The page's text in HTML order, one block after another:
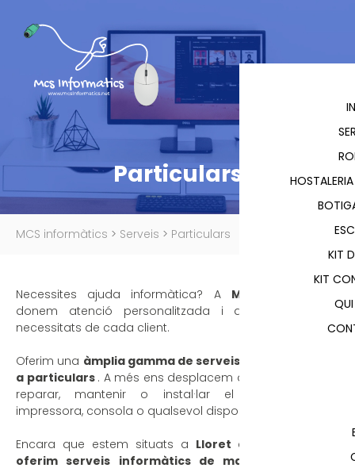
KIT
KIT
Particulars
MCS informàtics > Serveis > Particulars
Necessites ajuda informàtica? A MCS Informàtics
donem atenció personalitzada i adaptada a les
necessitats de cada client.
Oferim una àmplia gamma de serveis informàtics per
a particulars . A més ens desplacem al teu domicili per
reparar, mantenir o instal·lar el teu ordinador,
impressora, consola o qualsevol dispositiu electrònic.
Encara que estem situats a Lloret de Mar
oferim serveis informàtics de manera urgent a